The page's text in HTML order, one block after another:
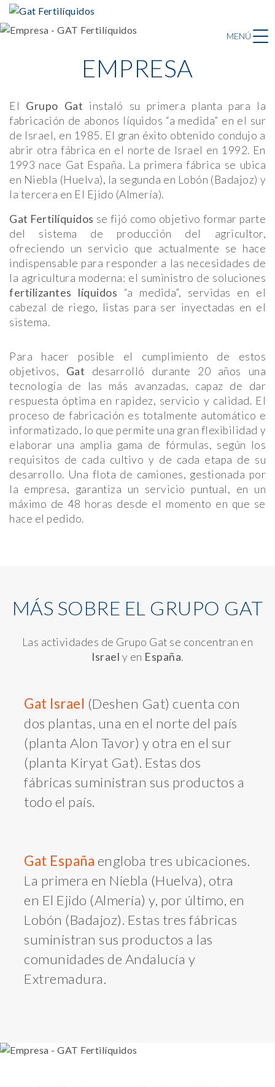
EMPRESA
El Grupo Gat instaló su primera planta para la
fabricación de abonos líquidos “a medida” en el sur
de Israel, en 1985. El gran éxito obtenido condujo a
abrir otra fábrica en el norte de Israel en 1992. En
1993 nace Gat España. La primera fábrica se ubica
en Niebla (Huelva), la segunda en Lobón (Badajoz) y
la tercera en El Ejido (Almería).
Gat Fertilíquidos se fijó como objetivo formar parte
del sistema de producción del agricultor,
ofreciendo un servicio que actualmente se hace
indispensable para responder a las necesidades de
la agricultura moderna: el suministro de soluciones
fertilizantes líquidos “a medida”, servidas en el
cabezal de riego, listas para ser inyectadas en el
sistema.
Para hacer posible el cumplimiento de estos
objetivos, Gat desarrolló durante 20 años una
tecnología de las más avanzadas, capaz de dar
respuesta óptima en rapidez, servicio y calidad. El
proceso de fabricación es totalmente automático e
informatizado, lo que permite una gran flexibilidad y
elaborar una amplia gama de fórmulas, según los
requisitos de cada cultivo y de cada etapa de su
desarrollo. Una flota de camiones, gestionada por
la empresa, garantiza un servicio puntual, en un
máximo de 48 horas desde el momento en que se
hace el pedido.
MÁS SOBRE EL GRUPO GAT
Las actividades de Grupo Gat se concentran en
Israel y en España.
Gat Israel (Deshen Gat) cuenta con
dos plantas, una en el norte del país
(planta Alon Tavor) y otra en el sur
(planta Kiryat Gat). Estas dos
fábricas suministran sus productos a
todo el país.
Gat España engloba tres ubicaciones.
La primera en Niebla (Huelva), otra
en El Ejido (Almería) y, por último, en
Lobón (Badajoz). Estas tres fábricas
suministran sus productos a las
comunidades de Andalucía y
Extremadura.
MENÚ